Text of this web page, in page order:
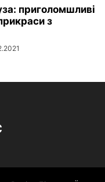
приголомшливі
з